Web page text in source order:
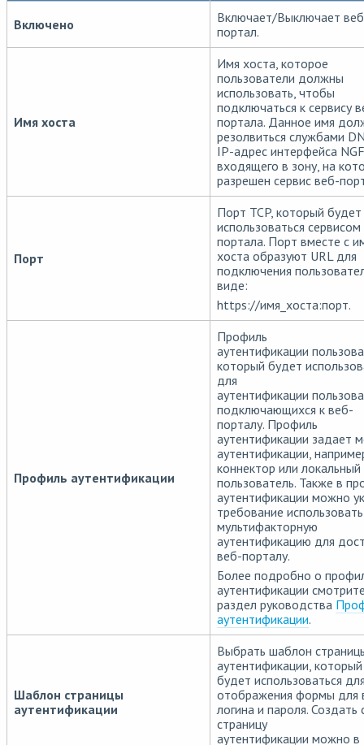
Включено
Включает/Выключает
портал.
Имя хоста
Имя хоста, которое
пользователи должны
использовать, чтобы
подключаться к сервису
портала. Данное имя
резолвиться службами
IP-адрес интерфейса
входящего в зону, на
разрешен сервис веб-
Порт
Порт TCP, который будет
использоваться
портала. Порт вместе с
хоста образуют URL для
подключения
виде:
https://имя_хоста:порт.
Профиль аутентификации
Профиль
аутентификации
который будет
для
аутентификации
подключающихся к веб-
порталу. Профиль
аутентификации задает
аутентификации,
коннектор или локальный
пользователь. Также в
аутентификации можно
требование использовать
мультифакторную
аутентификацию для
веб-порталу.
Более подробно о
аутентификации
раздел руководства
аутентификации.
Шаблон страницы
аутентификации
Выбрать шаблон
аутентификации, который
будет использоваться
отображения формы для
логина и пароля. Создать
страницу
аутентификации можно в